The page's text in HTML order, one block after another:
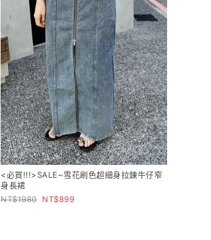
<必買!!!>SALE~雪花刷色超細身拉鍊牛仔窄
身長裙
1980
899